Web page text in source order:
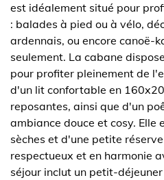
est idéalement situé pour
: balades à pied ou à vélo,
ardennais, ou encore canoë-
seulement. La cabane
pour profiter pleinement de
d'un lit confortable en
reposantes, ainsi que d'un
ambiance douce et cosy. Elle
sèches et d'une petite
respectueux et en harmonie
séjour inclut un petit-